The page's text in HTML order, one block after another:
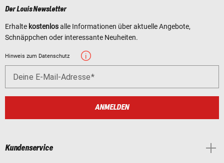
Der Louis Newsletter
Erhalte kostenlosalle Informationen über aktuelle Angebote,
Schnäppchen oder interessante Neuheiten.
Hinweis zum Datenschutz
Deine E-Mail-Adresse
ANMELDEN
Kundenservice